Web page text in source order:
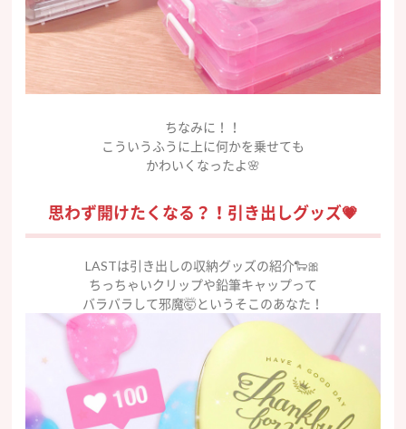
ちなみに！！
こういうふうに上に何かを乗せても
かわいくなったよ🌸
思わず開けたくなる？！引き出しグッズ💗
LASTは引き出しの収納グッズの紹介🐑🎀
ちっちゃいクリップや鉛筆キャップって
バラバラして邪魔🤯というそこのあなた！